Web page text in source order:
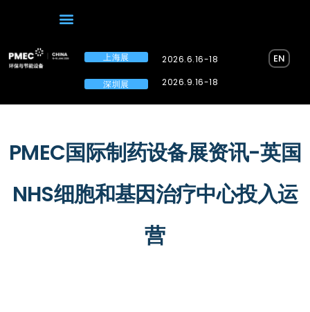
上海展
深圳展
2026.6.16-18
2026.9.16-18
EN
PMEC国际制药设备展资讯-英国
NHS细胞和基因治疗中心投入运
营